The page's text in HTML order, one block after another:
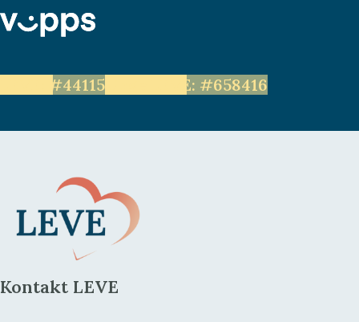
e
r
LEVE: #44115 Unge LEVE: #658416
Kontakt LEVE